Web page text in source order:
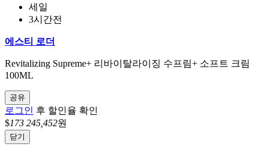
세일
3시간전
에스티 로더
Revitalizing Supreme+ 리바이탈라이징 수프림+ 소프트 크림
100ML
공유
로그인 후 할인율 확인
$173 245,452원
닫기